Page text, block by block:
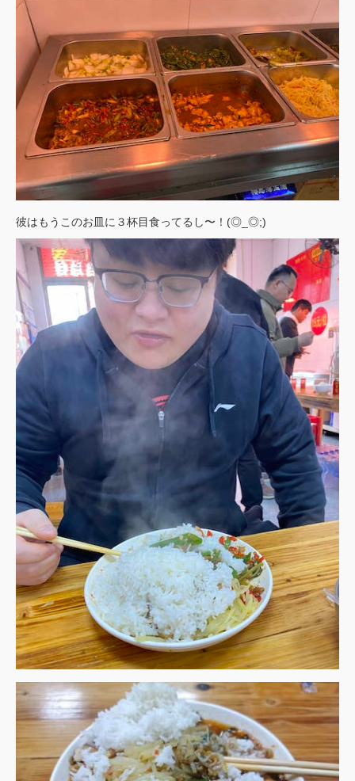
彼はもうこのお皿に３杯目食ってるし〜！(◎_◎;)